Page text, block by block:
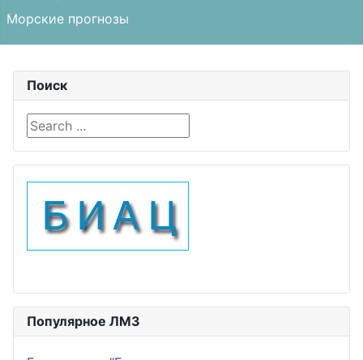
Морские прогнозы
Поиск
Search ...
Популярное ЛМЗ